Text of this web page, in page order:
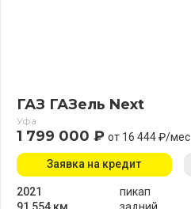
ГАЗ ГАЗель Next
Уфа
1 799 000 ₽ от 16 444 ₽/мес
2021
91 554 км
пикап
задний
Заявка на кредит